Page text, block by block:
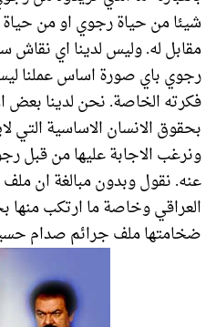
شيئا من حياة رجوي او من
مقابل له. وليس لدينا اي
رجوي باي صورة اساس عملنا
فكرته الخاصة. نحن لدينا بعض
بحقوق الانسان الاساسية التي
ونرغب الاجابة عليها من
عنه. نقول وبدون مبالغة ان
العراقي وخاصة ما ارتكب منها
ضخامتها ملف جرائم صدام